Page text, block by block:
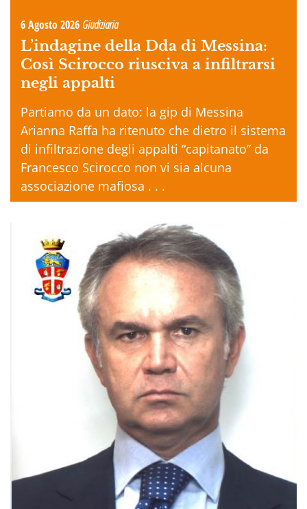
6 Agosto 2026 Giudiziaria
L’indagine della Dda di Messina:
Così Scirocco riusciva a infiltrarsi
negli appalti
Partiamo da un dato: la gip di Messina
Arianna Raffa ha ritenuto che dietro il sistema
di infiltrazione degli appalti “capitanato” da
Francesco Scirocco non vi sia alcuna
associazione mafiosa . . .